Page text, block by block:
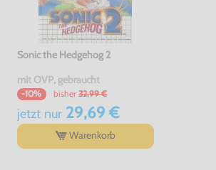
Sonic the Hedgehog 2
mit OVP, gebraucht
-10% bisher 32,99 €
jetzt nur29,69 €
Warenkorb